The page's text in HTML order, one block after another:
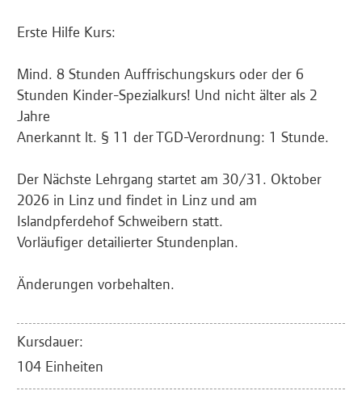
Erste Hilfe Kurs:
Mind. 8 Stunden Auffrischungskurs oder der 6
Stunden Kinder-Spezialkurs! Und nicht älter als 2
Jahre
Anerkannt lt. § 11 der TGD-Verordnung: 1 Stunde.
Der Nächste Lehrgang startet am 30/31. Oktober
2026 in Linz und findet in Linz und am
Islandpferdehof Schweibern statt.
Vorläufiger detailierter Stundenplan.
Änderungen vorbehalten.
Kursdauer:
104 Einheiten